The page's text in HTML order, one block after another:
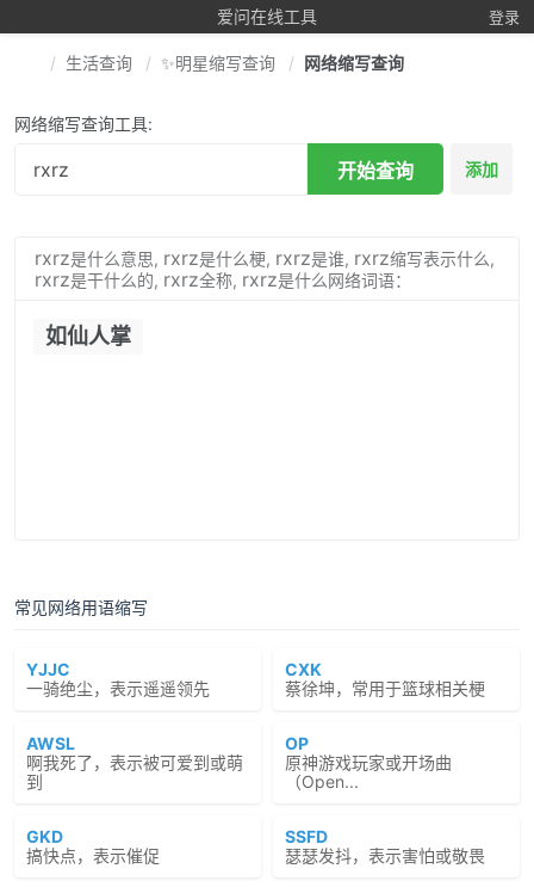
爱问在线工具 登录
生活查询 ✨明星缩写查询 网络缩写查询
网络缩写查询工具:
开始查询 添加
rxrz是什么意思, rxrz是什么梗, rxrz是谁, rxrz缩写表示什么,
rxrz是干什么的, rxrz全称, rxrz是什么网络词语：
如仙人掌
常见网络用语缩写
YJJC
一骑绝尘，表示遥遥领先
CXK
蔡徐坤，常用于篮球相关梗
AWSL
啊我死了，表示被可爱到或萌
到
OP
原神游戏玩家或开场曲
（Open...
GKD
搞快点，表示催促
SSFD
瑟瑟发抖，表示害怕或敬畏